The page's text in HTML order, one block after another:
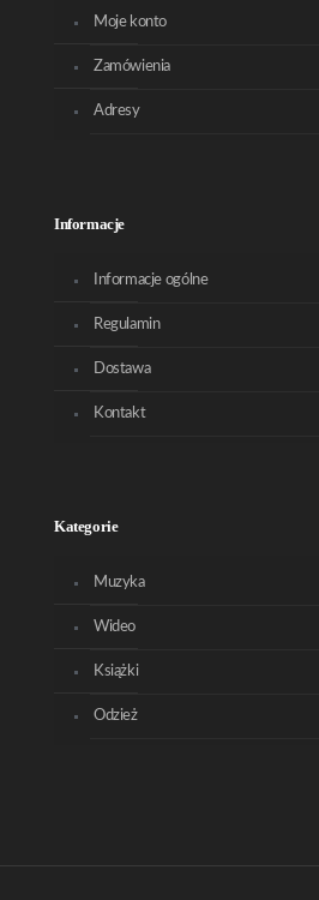
Moje konto
Zamówienia
Adresy
Informacje
Informacje ogólne
Regulamin
Dostawa
Kontakt
Kategorie
Muzyka
Wideo
Książki
Odzież